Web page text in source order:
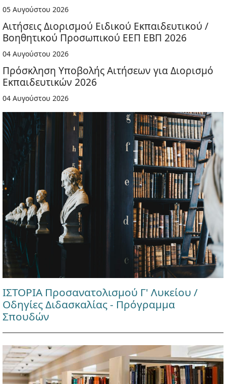
05 Αυγούστου 2026
Αιτήσεις Διορισμού Ειδικού Εκπαιδευτικού /
Βοηθητικού Προσωπικού ΕΕΠ ΕΒΠ 2026
04 Αυγούστου 2026
Πρόσκληση Υποβολής Αιτήσεων για Διορισμό
Εκπαιδευτικών 2026
04 Αυγούστου 2026
ΙΣΤΟΡΙΑ Προσανατολισμού Γ' Λυκείου /
Οδηγίες Διδασκαλίας - Πρόγραμμα
Σπουδών